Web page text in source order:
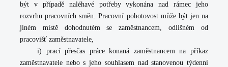
být v případě naléhavé potřeby vykonána nad rámec jeho
rozvrhu pracovních směn. Pracovní pohotovost může být jen na
jiném místě dohodnutém se zaměstnancem, odlišném od
pracovišť zaměstnavatele,
i) prací přesčas práce konaná zaměstnancem na příkaz
zaměstnavatele nebo s jeho souhlasem nad stanovenou týdenní